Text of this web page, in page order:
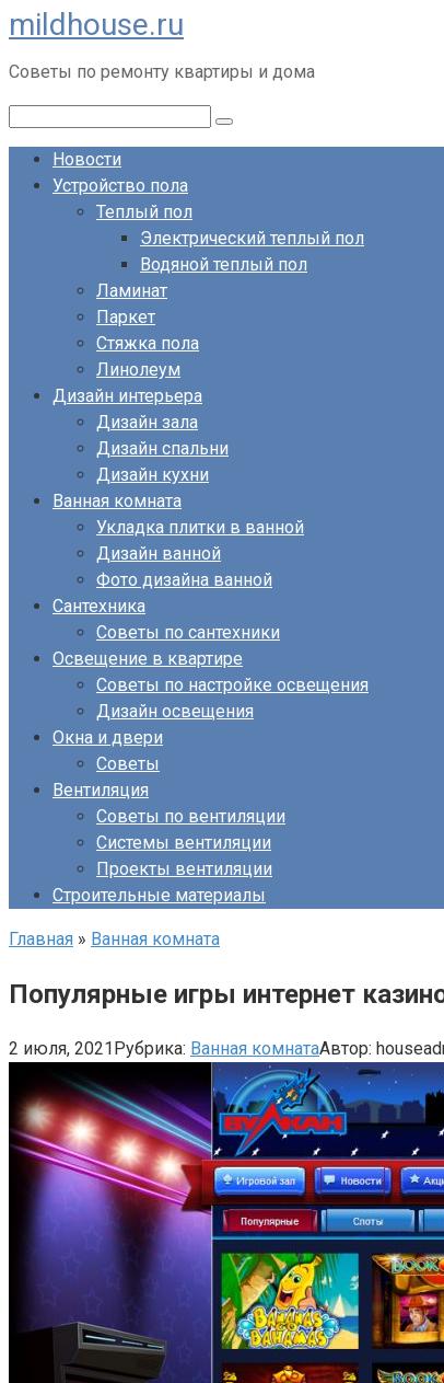
Перейти
к
контенту
mildhouse.ru
Советы по ремонту квартиры и дома
Новости
Устройство пола
Теплый пол
Электрический теплый пол
Водяной теплый пол
Ламинат
Паркет
Стяжка пола
Линолеум
Дизайн интерьера
Дизайн зала
Дизайн спальни
Дизайн кухни
Ванная комната
Укладка плитки в ванной
Дизайн ванной
Фото дизайна ванной
Сантехника
Советы по сантехники
Освещение в квартире
Советы по настройке освещения
Дизайн освещения
Окна и двери
Советы
Вентиляция
Советы по вентиляции
Системы вентиляции
Проекты вентиляции
Строительные материалы
Главная » Ванная комната
Популярные игры интернет
2 июля, 2021Рубрика: Ванная комнатаАвтор: